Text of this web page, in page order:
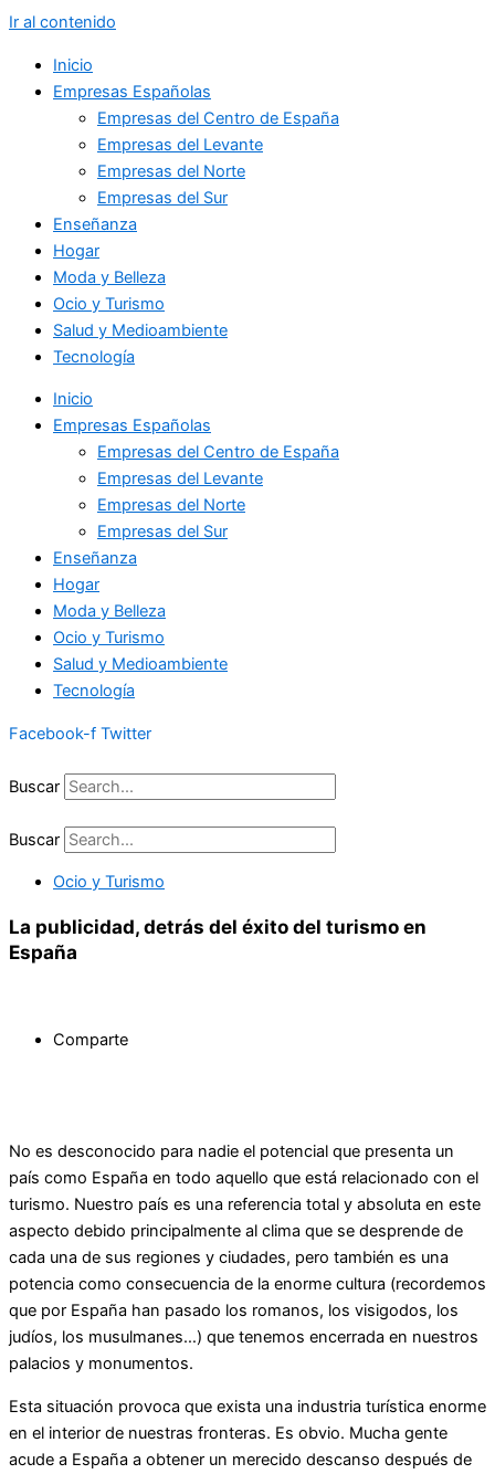
Ir al contenido
Inicio
Empresas Españolas
Empresas del Centro de España
Empresas del Levante
Empresas del Norte
Empresas del Sur
Enseñanza
Hogar
Moda y Belleza
Ocio y Turismo
Salud y Medioambiente
Tecnología
Inicio
Empresas Españolas
Empresas del Centro de España
Empresas del Levante
Empresas del Norte
Empresas del Sur
Enseñanza
Hogar
Moda y Belleza
Ocio y Turismo
Salud y Medioambiente
Tecnología
Facebook-f Twitter
Buscar
Buscar
Ocio y Turismo
La publicidad, detrás del éxito del turismo en
España
Comparte
No es desconocido para nadie el potencial que presenta un
país como España en todo aquello que está relacionado con el
turismo. Nuestro país es una referencia total y absoluta en este
aspecto debido principalmente al clima que se desprende de
cada una de sus regiones y ciudades, pero también es una
potencia como consecuencia de la enorme cultura (recordemos
que por España han pasado los romanos, los visigodos, los
judíos, los musulmanes…) que tenemos encerrada en nuestros
palacios y monumentos.
Esta situación provoca que exista una industria turística enorme
en el interior de nuestras fronteras. Es obvio. Mucha gente
acude a España a obtener un merecido descanso después de